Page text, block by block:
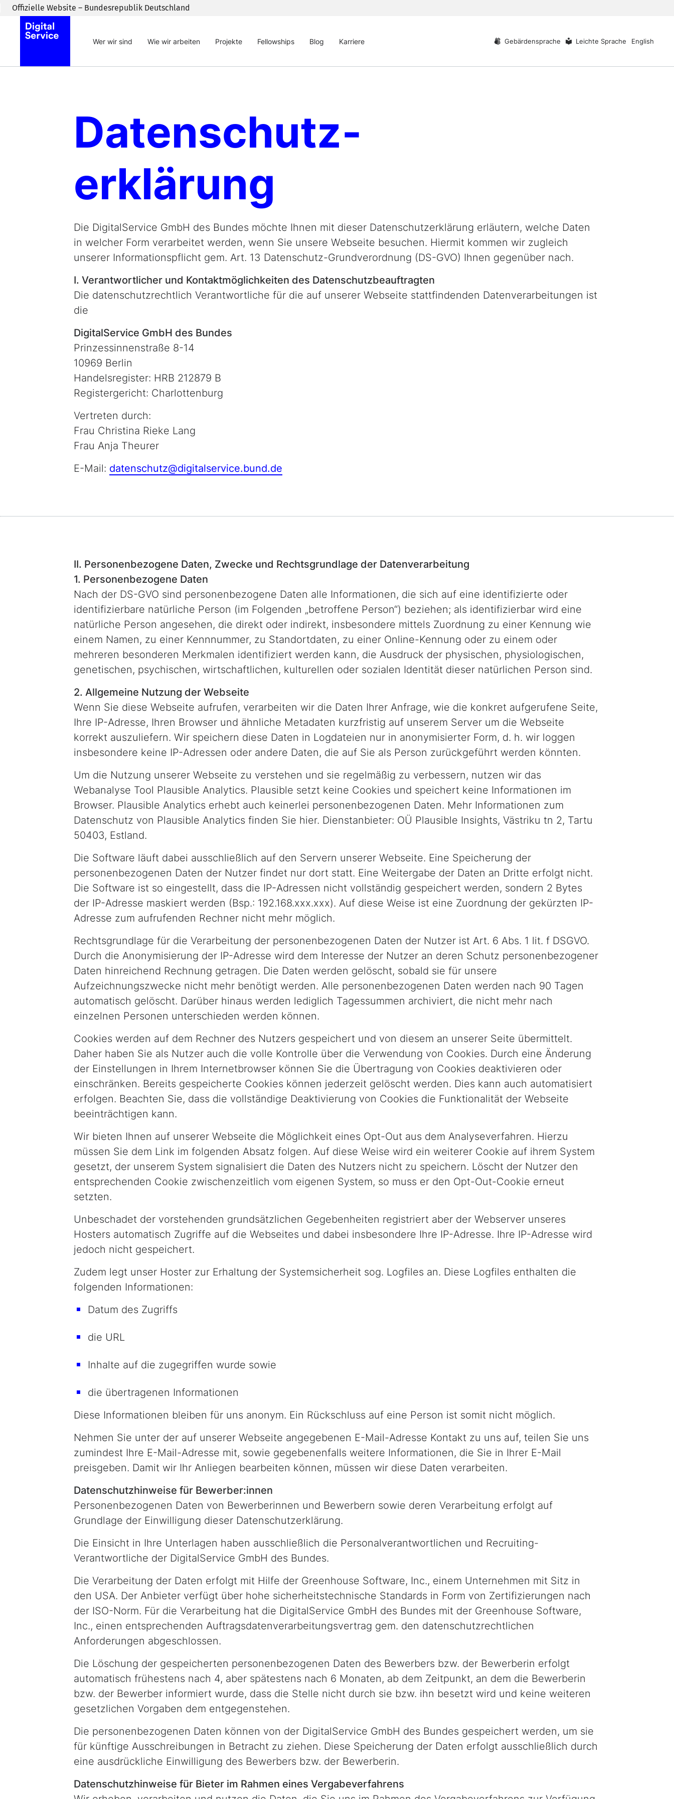
Zum Inhaltsbereich wechseln
Offizielle Website – Bundesrepublik Deutschland
Wer wir sind Wie wir arbeiten Projekte Fellowships Blog Karriere Gebärdensprache Leichte Sprache English
Daten­schutz­
erklärung
Die DigitalService GmbH des Bundes möchte Ihnen mit dieser Datenschutzerklärung erläutern, welche Daten
in welcher Form verarbeitet werden, wenn Sie unsere Webseite besuchen. Hiermit kommen wir zugleich
unserer Informationspflicht gem. Art. 13 Datenschutz-Grundverordnung (DS-GVO) Ihnen gegenüber nach.
I. Verantwortlicher und Kontaktmöglichkeiten des Datenschutzbeauftragten
Die datenschutzrechtlich Verantwortliche für die auf unserer Webseite stattfindenden Datenverarbeitungen ist
die
DigitalService GmbH des Bundes
Prinzessinnenstraße 8-14
10969 Berlin
Handelsregister: HRB 212879 B
Registergericht: Charlottenburg
Vertreten durch:
Frau Christina Rieke Lang
Frau Anja Theurer
E-Mail: datenschutz@digitalservice.bund.de
II. Personen­bezogene Daten, Zwecke und Rechts­grundlage der Daten­verarbeitung
1. Personenbezogene Daten
Nach der DS-GVO sind personenbezogene Daten alle Informationen, die sich auf eine identifizierte oder
identifizierbare natürliche Person (im Folgenden „betroffene Person“) beziehen; als identifizierbar wird eine
natürliche Person angesehen, die direkt oder indirekt, insbesondere mittels Zuordnung zu einer Kennung wie
einem Namen, zu einer Kennnummer, zu Standortdaten, zu einer Online-Kennung oder zu einem oder
mehreren besonderen Merkmalen identifiziert werden kann, die Ausdruck der physischen, physiologischen,
genetischen, psychischen, wirtschaftlichen, kulturellen oder sozialen Identität dieser natürlichen Person sind.
2. Allgemeine Nutzung der Webseite
Wenn Sie diese Webseite aufrufen, verarbeiten wir die Daten Ihrer Anfrage, wie die konkret aufgerufene Seite,
Ihre IP-Adresse, Ihren Browser und ähnliche Metadaten kurzfristig auf unserem Server um die Webseite
korrekt auszuliefern. Wir speichern diese Daten in Logdateien nur in anonymisierter Form, d. h. wir loggen
insbesondere keine IP-Adressen oder andere Daten, die auf Sie als Person zurückgeführt werden könnten.
Um die Nutzung unserer Webseite zu verstehen und sie regelmäßig zu verbessern, nutzen wir das
Webanalyse Tool Plausible Analytics. Plausible setzt keine Cookies und speichert keine Informationen im
Browser. Plausible Analytics erhebt auch keinerlei personenbezogenen Daten. Mehr Informationen zum
Datenschutz von Plausible Analytics finden Sie hier. Dienstanbieter: OÜ Plausible Insights, Västriku tn 2, Tartu
50403, Estland.
Die Software läuft dabei ausschließlich auf den Servern unserer Webseite. Eine Speicherung der
personenbezogenen Daten der Nutzer findet nur dort statt. Eine Weitergabe der Daten an Dritte erfolgt nicht.
Die Software ist so eingestellt, dass die IP-Adressen nicht vollständig gespeichert werden, sondern 2 Bytes
der IP-Adresse maskiert werden (Bsp.: 192.168.xxx.xxx). Auf diese Weise ist eine Zuordnung der gekürzten IP-
Adresse zum aufrufenden Rechner nicht mehr möglich.
Rechtsgrundlage für die Verarbeitung der personenbezogenen Daten der Nutzer ist Art. 6 Abs. 1 lit. f DSGVO.
Durch die Anonymisierung der IP-Adresse wird dem Interesse der Nutzer an deren Schutz personenbezogener
Daten hinreichend Rechnung getragen. Die Daten werden gelöscht, sobald sie für unsere
Aufzeichnungszwecke nicht mehr benötigt werden. Alle personenbezogenen Daten werden nach 90 Tagen
automatisch gelöscht. Darüber hinaus werden lediglich Tagessummen archiviert, die nicht mehr nach
einzelnen Personen unterschieden werden können.
Cookies werden auf dem Rechner des Nutzers gespeichert und von diesem an unserer Seite übermittelt.
Daher haben Sie als Nutzer auch die volle Kontrolle über die Verwendung von Cookies. Durch eine Änderung
der Einstellungen in Ihrem Internetbrowser können Sie die Übertragung von Cookies deaktivieren oder
einschränken. Bereits gespeicherte Cookies können jederzeit gelöscht werden. Dies kann auch automatisiert
erfolgen. Beachten Sie, dass die vollständige Deaktivierung von Cookies die Funktionalität der Webseite
beeinträchtigen kann.
Wir bieten Ihnen auf unserer Webseite die Möglichkeit eines Opt-Out aus dem Analyseverfahren. Hierzu
müssen Sie dem Link im folgenden Absatz folgen. Auf diese Weise wird ein weiterer Cookie auf ihrem System
gesetzt, der unserem System signalisiert die Daten des Nutzers nicht zu speichern. Löscht der Nutzer den
entsprechenden Cookie zwischenzeitlich vom eigenen System, so muss er den Opt-Out-Cookie erneut
setzten.
Unbeschadet der vorstehenden grundsätzlichen Gegebenheiten registriert aber der Webserver unseres
Hosters automatisch Zugriffe auf die Webseites und dabei insbesondere Ihre IP-Adresse. Ihre IP-Adresse wird
jedoch nicht gespeichert.
Zudem legt unser Hoster zur Erhaltung der Systemsicherheit sog. Logfiles an. Diese Logfiles enthalten die
folgenden Informationen:
Datum des Zugriffs
die URL
Inhalte auf die zugegriffen wurde sowie
die übertragenen Informationen
Diese Informationen bleiben für uns anonym. Ein Rückschluss auf eine Person ist somit nicht möglich.
Nehmen Sie unter der auf unserer Webseite angegebenen E-Mail-Adresse Kontakt zu uns auf, teilen Sie uns
zumindest Ihre E-Mail-Adresse mit, sowie gegebenenfalls weitere Informationen, die Sie in Ihrer E-Mail
preisgeben. Damit wir Ihr Anliegen bearbeiten können, müssen wir diese Daten verarbeiten.
Datenschutzhinweise für Bewerber:innen
Personenbezogenen Daten von Bewerberinnen und Bewerbern sowie deren Verarbeitung erfolgt auf
Grundlage der Einwilligung dieser Datenschutzerklärung.
Die Einsicht in Ihre Unterlagen haben ausschließlich die Personalverantwortlichen und Recruiting-
Verantwortliche der DigitalService GmbH des Bundes.
Die Verarbeitung der Daten erfolgt mit Hilfe der Greenhouse Software, Inc., einem Unternehmen mit Sitz in
den USA. Der Anbieter verfügt über hohe sicherheitstechnische Standards in Form von Zertifizierungen nach
der ISO-Norm. Für die Verarbeitung hat die DigitalService GmbH des Bundes mit der Greenhouse Software,
Inc., einen entsprechenden Auftragsdatenverarbeitungsvertrag gem. den datenschutzrechtlichen
Anforderungen abgeschlossen.
Die Löschung der gespeicherten personenbezogenen Daten des Bewerbers bzw. der Bewerberin erfolgt
automatisch frühestens nach 4, aber spätestens nach 6 Monaten, ab dem Zeitpunkt, an dem die Bewerberin
bzw. der Bewerber informiert wurde, dass die Stelle nicht durch sie bzw. ihn besetzt wird und keine weiteren
gesetzlichen Vorgaben dem entgegenstehen.
Die personenbezogenen Daten können von der DigitalService GmbH des Bundes gespeichert werden, um sie
für künftige Ausschreibungen in Betracht zu ziehen. Diese Speicherung der Daten erfolgt ausschließlich durch
eine ausdrückliche Einwilligung des Bewerbers bzw. der Bewerberin.
Datenschutzhinweise für Bieter im Rahmen eines Vergabeverfahrens